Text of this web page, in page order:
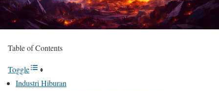
Table of Contents
Toggle
Industri Hiburan